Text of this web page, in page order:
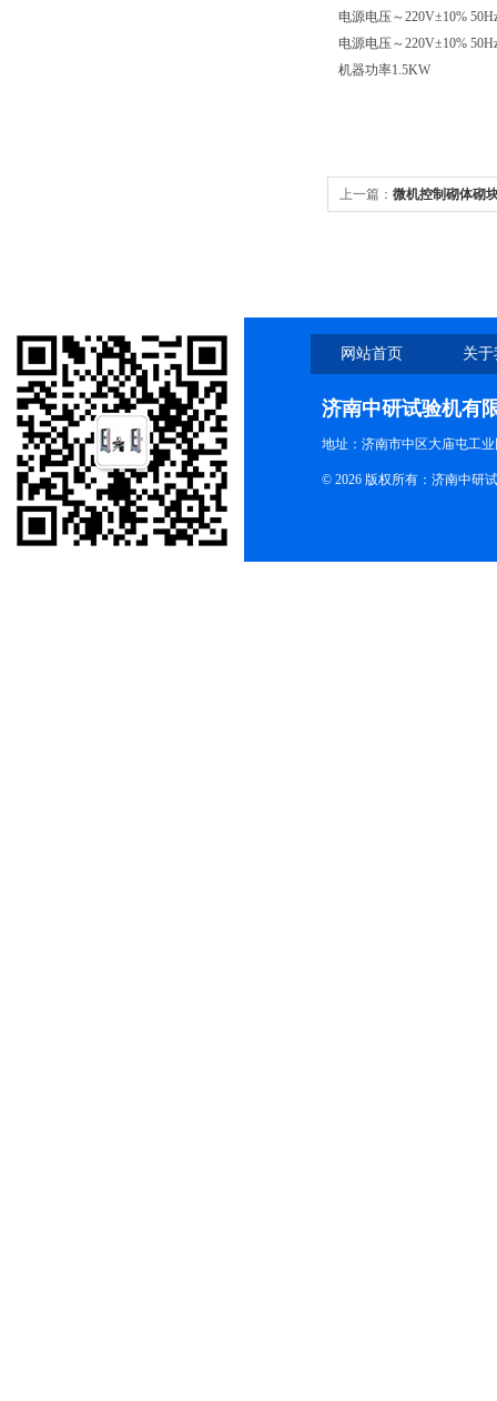
电源电压～220V±10%
电源电压～220V±10%
机器功率1.5KW
上一篇： 微机控制砌体砌
网站首页 关
济南中研试验机有
地址：济南市中区大庙屯工
© 2026 版权所有：济南中研